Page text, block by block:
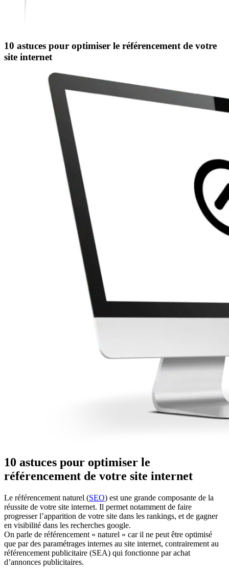
10 astuces pour optimiser le référencement de votre
site internet
10 astuces pour optimiser le
référencement de votre site internet
Le référencement naturel (SEO) est une grande composante de la
réussite de votre site internet. Il permet notamment de faire
progresser l’apparition de votre site dans les rankings, et de gagner
en visibilité dans les recherches google.
On parle de référencement « naturel » car il ne peut être optimisé
que par des paramétrages internes au site internet, contrairement au
référencement publicitaire (SEA) qui fonctionne par achat
d’annonces publicitaires.